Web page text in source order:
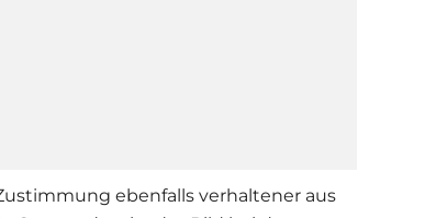
ebenfalls verhaltener aus